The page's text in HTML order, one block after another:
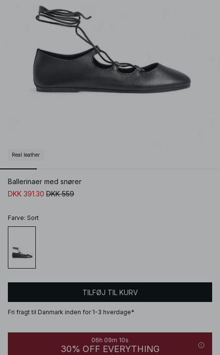
Real leather
Ballerinaer med snører
DKK 391.30 DKK 559
Farve: Sort
TILFØJ TIL KURV
Fri fragt til Danmark inden for 1-3 hverdage*
06h 09m 10s
30% OFF EVERYTHING